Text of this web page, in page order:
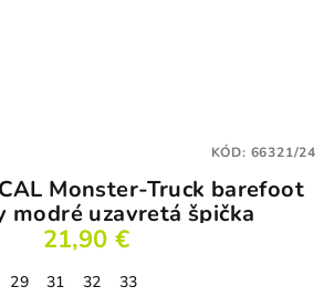
Monster-Truck barefoot
modré uzavretá špička
21,90 €
29 31 32
33
KÓD: 66321/24